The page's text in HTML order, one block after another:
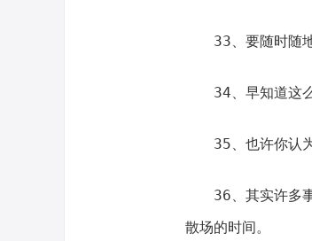
33、要随时随
34、早知道这
35、也许你认
36、其实许多
散场的时间。